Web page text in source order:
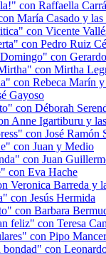
con Raffaella Carrá
María Casado y las
con Vicente
con Pedro Ruiz
con
con Mirtha
con Rebeca Marín y
Gayoso
con Déborah
Anne Igartiburu y
con José
con Juan y Medio
con Juan
con Eva Hache
Veronica Barreda y
con Jesús Hermida
con Barbara
feliz" con Teresa
con Pipo
bondad" con